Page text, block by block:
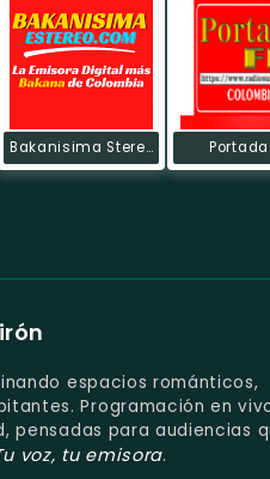
Bakanisima Stereo Portada
espacios románticos,
Programación en
pensadas para audiencias
voz, tu emisora.